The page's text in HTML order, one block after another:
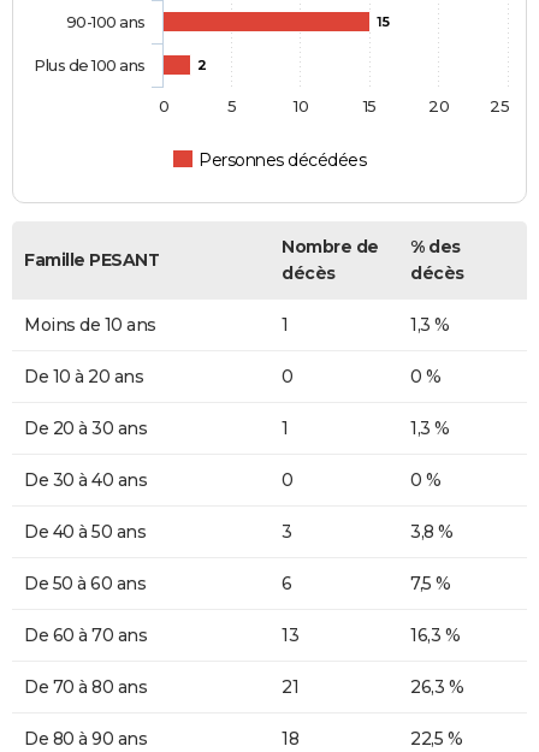
15
2
Personnes décédées
90-100 ans
Plus de 100 ans
0 5 10 15 20 25
Famille PESANT
Nombre de
décès
% des
décès
Moins de 10 ans 1 1,3 %
De 10 à 20 ans 0 0 %
De 20 à 30 ans 1 1,3 %
De 30 à 40 ans 0 0 %
De 40 à 50 ans 3 3,8 %
De 50 à 60 ans 6 7,5 %
De 60 à 70 ans 13 16,3 %
De 70 à 80 ans 21 26,3 %
De 80 à 90 ans 18 22,5 %